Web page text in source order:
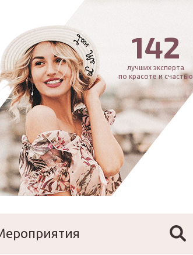
142
лучших эксперта
по красоте и счастью